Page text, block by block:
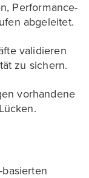
Performance-
abgeleitet.
validieren
zu sichern.
vorhandene